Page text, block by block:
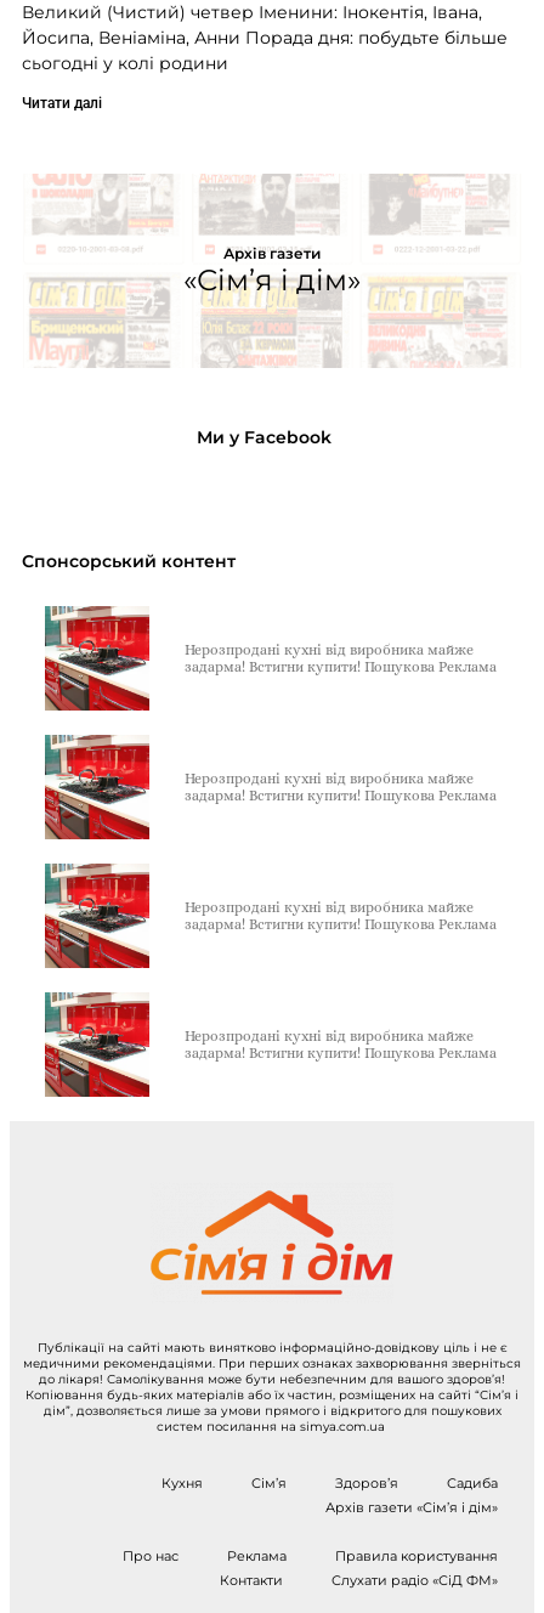
Великий (Чистий) четвер Іменини: Інокентія, Івана,
Йосипа, Веніаміна, Анни Порада дня: побудьте більше
сьогодні у колі родини
Читати далі
Архів газети
«Сім’я і дім»
Ми у Facebook
Спонсорський контент
Нерозпродані кухні від виробника майже
задарма! Встигни купити! Пошукова Реклама
Нерозпродані кухні від виробника майже
задарма! Встигни купити! Пошукова Реклама
Нерозпродані кухні від виробника майже
задарма! Встигни купити! Пошукова Реклама
Нерозпродані кухні від виробника майже
задарма! Встигни купити! Пошукова Реклама
Публікації на сайті мають винятково інформаційно-довідкову ціль і не є
медичними рекомендаціями. При перших ознаках захворювання зверніться
до лікаря! Самолікування може бути небезпечним для вашого здоров’я!
Копіювання будь-яких матеріалів або їх частин, розміщених на сайті “Сім’я і
дім”, дозволяється лише за умови прямого і відкритого для пошукових
систем посилання на simya.com.ua
Кухня Сім’я Здоров’я
Садиба
Архів газети «Сім’я і дім»
Про нас Реклама
Правила користування
Контакти
Слухати радіо «СіД ФМ»